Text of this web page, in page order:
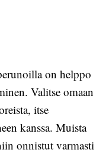
on helppo
Valitse omaan
itse
kanssa. Muista
onnistut varmasti